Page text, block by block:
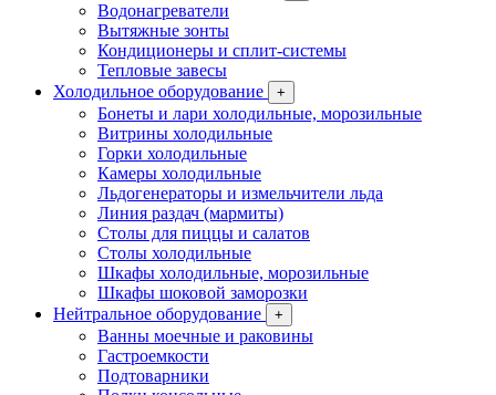
Водонагреватели
Вытяжные зонты
Кондиционеры и сплит-системы
Тепловые завесы
Холодильное оборудование
+
Бонеты и лари холодильные, морозильные
Витрины холодильные
Горки холодильные
Камеры холодильные
Льдогенераторы и измельчители льда
Линия раздач (мармиты)
Столы для пиццы и салатов
Столы холодильные
Шкафы холодильные, морозильные
Шкафы шоковой заморозки
Нейтральное оборудование
+
Ванны моечные и раковины
Гастроемкости
Подтоварники